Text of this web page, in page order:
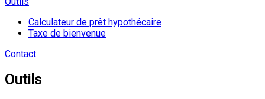
Calculateur de prêt hypothécaire
Taxe de bienvenue
Contact
Outils